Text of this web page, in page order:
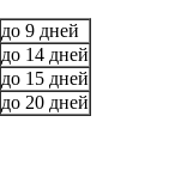
до 9 дней
до 14 дней
до 15 дней
до 20 дней